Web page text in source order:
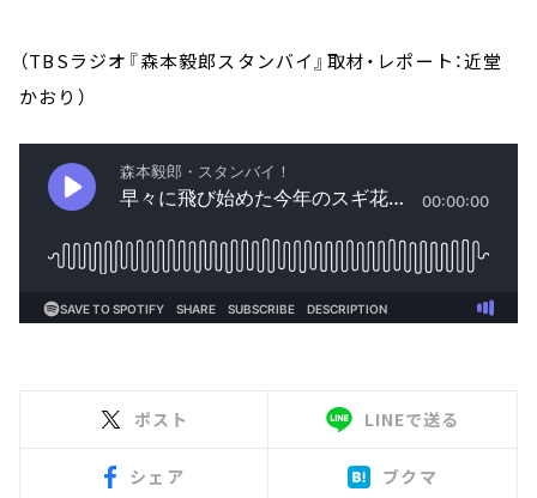
（TBSラジオ『森本毅郎スタンバイ』取材・レポート：近堂
かおり）
ポスト LINEで送る
シェア ブクマ